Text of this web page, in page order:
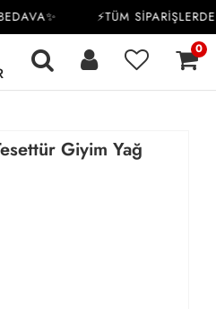
⚡TÜM SİPARİŞLERDE
0
Giyim Yağ